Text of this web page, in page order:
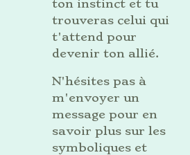
ton instinct et tu
trouveras celui qui
t'attend pour
devenir ton allié.
N'hésites pas à
m'envoyer un
message pour en
savoir plus sur les
symboliques et